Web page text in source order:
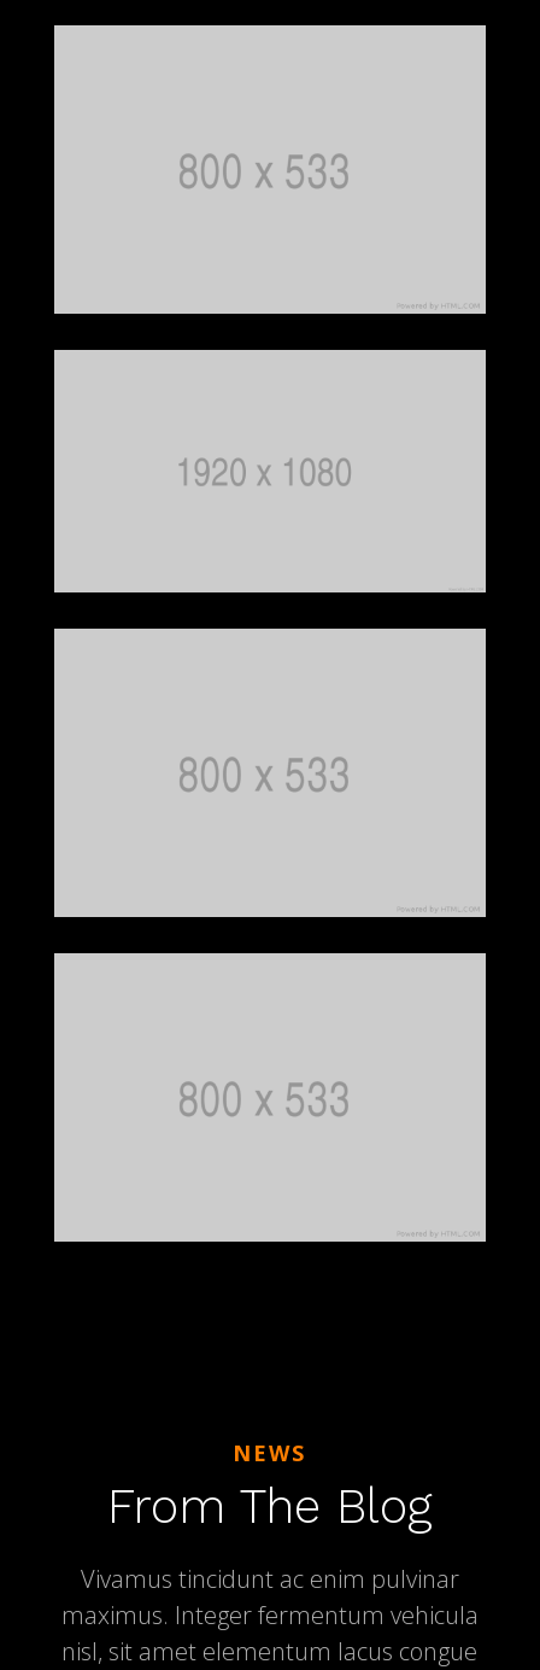
NEWS
From The Blog
Vivamus tincidunt ac enim pulvinar
maximus. Integer fermentum vehicula
nisl, sit amet elementum lacus congue